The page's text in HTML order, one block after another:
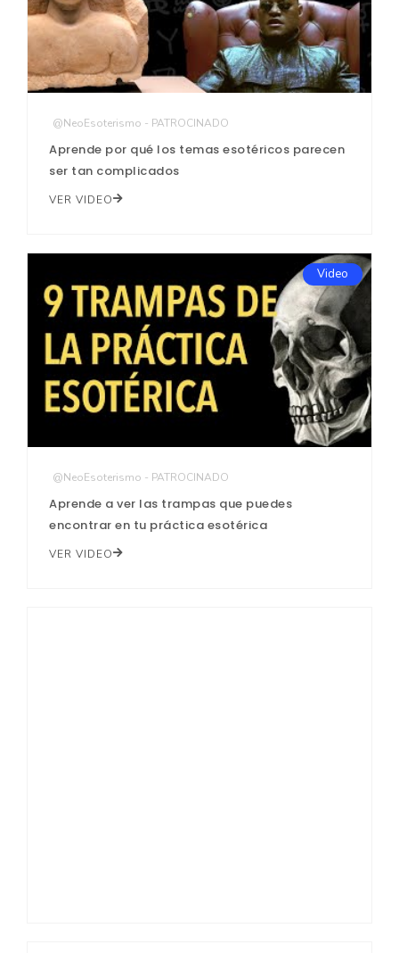
@NeoEsoterismo - PATROCINADO
Aprende por qué los temas esotéricos parecen
ser tan complicados
VER VIDEO
Video
@NeoEsoterismo - PATROCINADO
Aprende a ver las trampas que puedes
encontrar en tu práctica esotérica
VER VIDEO